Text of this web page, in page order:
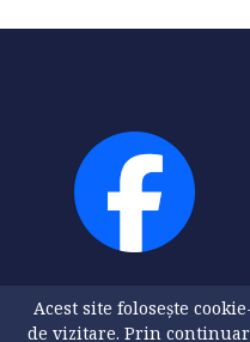
Acest site folosește
de vizitare. Prin